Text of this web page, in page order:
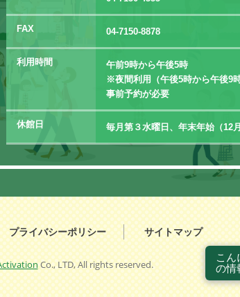
FAX 04-7150-8878
利用時間
午前9時から午後5時
※夜間利用（午後5時から午後9
事前予約が必要
休館日 毎月第３水曜日、年末年始（12
プライバシーポリシー サイトマップ
Co., LTD, All rights reserved.
こん
の情